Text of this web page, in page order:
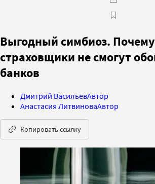
Выгодный симбиоз. Почему
страховщики не смогут
банков
Дмитрий ВасильевАвтор
Анастасия ЛитвиноваАвтор
Копировать ссылку